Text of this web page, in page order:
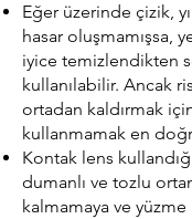
Eğer üzerinde çizik,
hasar oluşmamışsa,
iyice temizlendikten
kullanılabilir. Ancak
ortadan kaldırmak
kullanmamak en
Kontak lens
dumanlı ve tozlu
kalmamaya ve